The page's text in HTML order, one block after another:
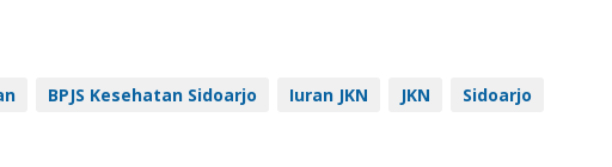
BPJS Kesehatan Sidoarjo Iuran JKN JKN Sidoarjo